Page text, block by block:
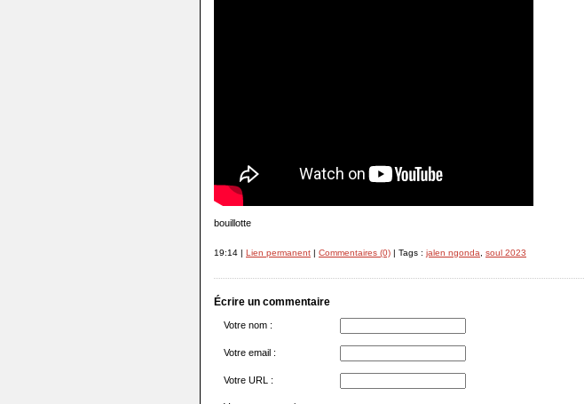
bouillotte
19:14 | Lien permanent | Commentaires (0) | Tags : jalen ngonda soul 2023
Écrire un commentaire
Votre nom :
Votre email :
Votre URL :